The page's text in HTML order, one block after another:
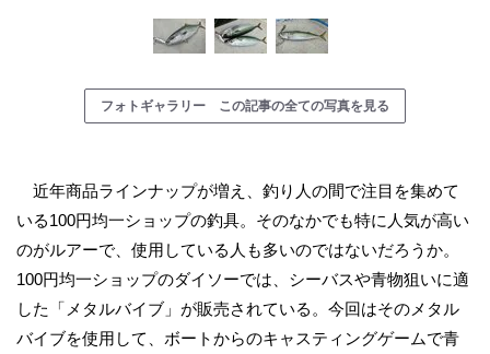
フォトギャラリー この記事の全ての写真を見る
近年商品ラインナップが増え、釣り人の間で注目を集めて
いる100円均一ショップの釣具。そのなかでも特に人気が高い
のがルアーで、使用している人も多いのではないだろうか。
100円均一ショップのダイソーでは、シーバスや青物狙いに適
した「メタルバイブ」が販売されている。今回はそのメタル
バイブを使用して、ボートからのキャスティングゲームで青